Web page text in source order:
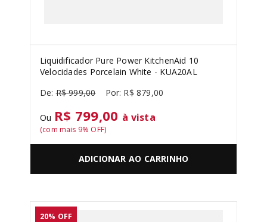
Liquidificador Pure Power KitchenAid 10
Velocidades Porcelain White - KUA20AL
R$ 999,00 R$ 879,00
Ou R$ 799,00 à vista
(com mais 9% OFF)
ADICIONAR AO CARRINHO
20% OFF